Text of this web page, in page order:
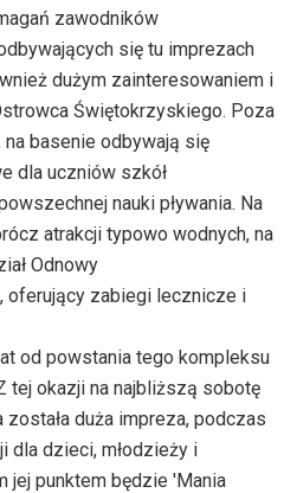
zawodników
się tu imprezach
dużym zainteresowaniem i
Świętokrzyskiego. Poza
basenie odbywają się
dla uczniów szkół
nauki pływania. Na
atrakcji typowo wodnych, na
Odnowy
oferujący zabiegi lecznicze i
od powstania tego kompleksu
tej okazji na najbliższą sobotę
duża impreza, podczas
dla dzieci, młodzieży i
jej punktem będzie 'Mania